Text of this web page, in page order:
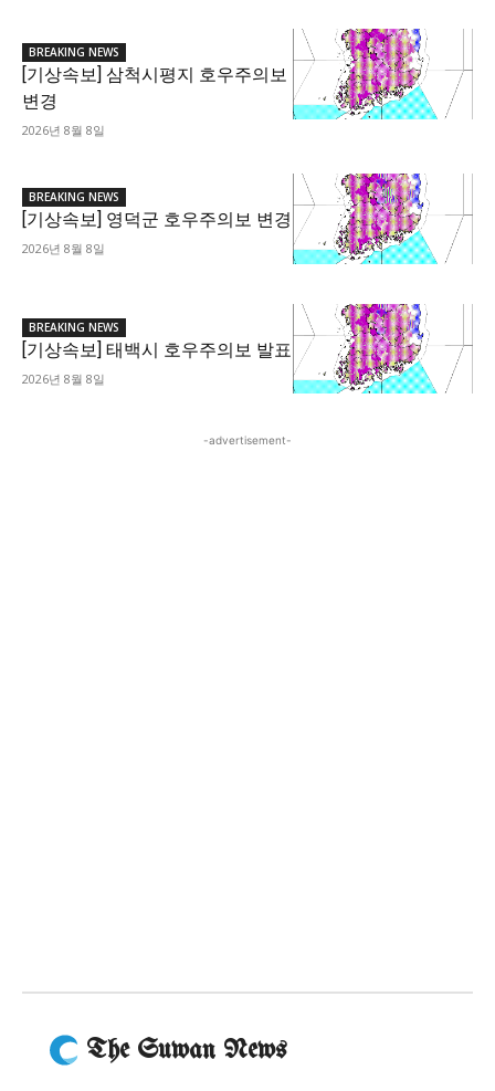
BREAKING NEWS
[기상속보] 삼척시평지 호우주의보
변경
2026년 8월 8일
BREAKING NEWS
[기상속보] 영덕군 호우주의보 변경
2026년 8월 8일
BREAKING NEWS
[기상속보] 태백시 호우주의보 발표
2026년 8월 8일
-advertisement-
The Suwan News